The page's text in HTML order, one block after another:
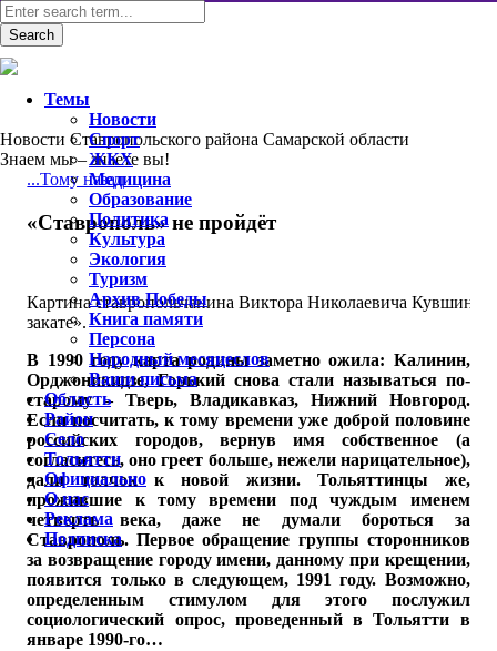
Новости Ставропольского района Самарской области
Знаем мы – знаете вы!
...Тому назад
«Ставрополь» не пройдёт
Картина ставропольчанина Виктора Николаевича
закате».
В 1990 году карта родины заметно ожила: Калинин,
Орджоникидзе, Горький снова стали называться по-
старому – Тверь, Владикавказ, Нижний Новгород.
Если посчитать, к тому времени уже доброй половине
российских городов, вернув имя собственное (а
согласитесь, оно греет больше, нежели нарицательное),
дали толчок к новой жизни. Тольяттинцы же,
прожившие к тому времени под чуждым именем
четверть века, даже не думали бороться за
Ставрополь. Первое обращение группы сторонников
за возвращение городу имени, данному при крещении,
появится только в следующем, 1991 году. Возможно,
определенным стимулом для этого послужил
социологический опрос, проведенный в Тольятти в
январе 1990-го…
Темы
Новости
Спорт
ЖКХ
Медицина
Образование
Политика
Культура
Экология
Туризм
Архив Победы
Книга памяти
Персона
Народный месяцеслов
Ваши письма
Область
Район
Село
Тольятти
Официально
О нас
Реклама
Подписка